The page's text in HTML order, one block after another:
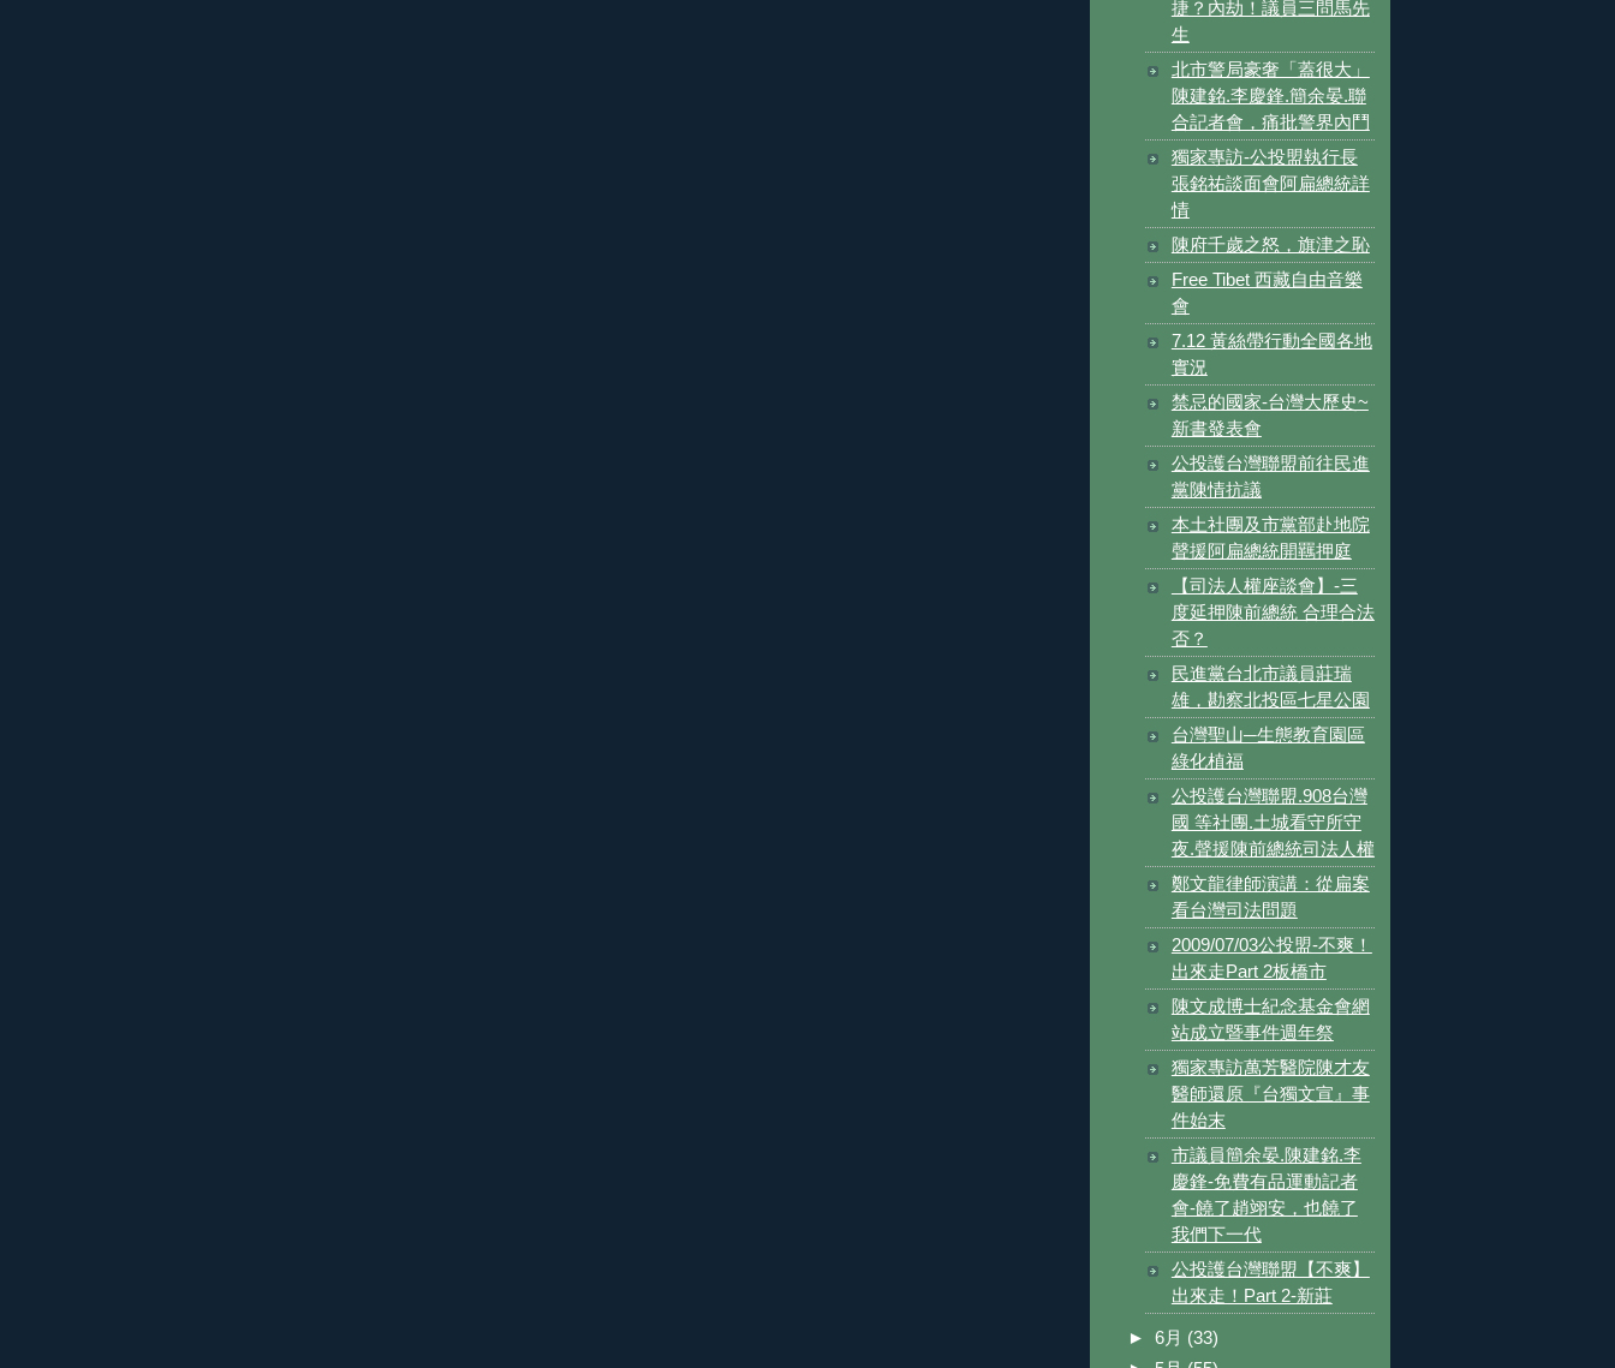
捷？內劫！議員三問馬先
生
北市警局豪奢「蓋很大」
陳建銘.李慶鋒.簡余晏.聯
合記者會，痛批警界內鬥
獨家專訪-公投盟執行長
張銘祐談面會阿扁總統詳
情
陳府千歲之怒，旗津之恥
Free Tibet 西藏自由音樂
會
7.12 黃絲帶行動全國各地
實況
禁忌的國家-台灣大歷史~
新書發表會
公投護台灣聯盟前往民進
黨陳情抗議
本土社團及市黨部赴地院
聲援阿扁總統開羈押庭
【司法人權座談會】-三
度延押陳前總統 合理合法
否？
民進黨台北市議員莊瑞
雄，勘察北投區七星公園
台灣聖山─生態教育園區
綠化植福
公投護台灣聯盟.908台灣
國 等社團.土城看守所守
夜.聲援陳前總統司法人權
鄭文龍律師演講：從扁案
看台灣司法問題
2009/07/03公投盟-不爽！
出來走Part 2板橋市
陳文成博士紀念基金會網
站成立暨事件週年祭
獨家專訪萬芳醫院陳才友
醫師還原『台獨文宣』事
件始末
市議員簡余晏.陳建銘.李
慶鋒-免費有品運動記者
會-饒了趙翊安，也饒了
我們下一代
公投護台灣聯盟【不爽】
出來走！Part 2-新莊
► 6月 (33)